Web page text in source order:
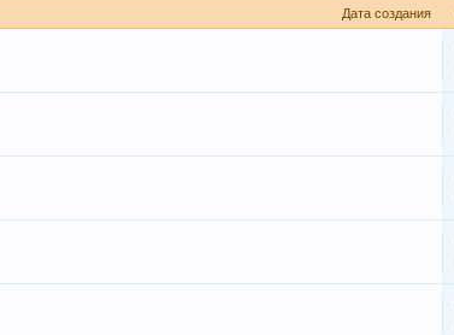
Дата создания